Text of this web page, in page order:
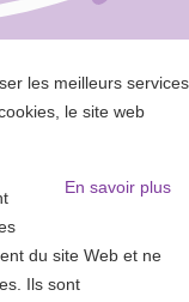
les meilleurs services
le site web
En savoir plus
du site Web et ne
Ils sont